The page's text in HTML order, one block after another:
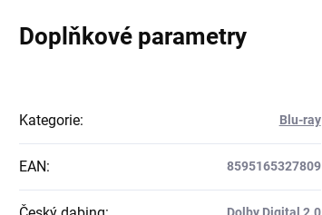
Doplňkové parametry
Kategorie: Blu-ray
EAN: 8595165327809
Dolby Digital 2.0